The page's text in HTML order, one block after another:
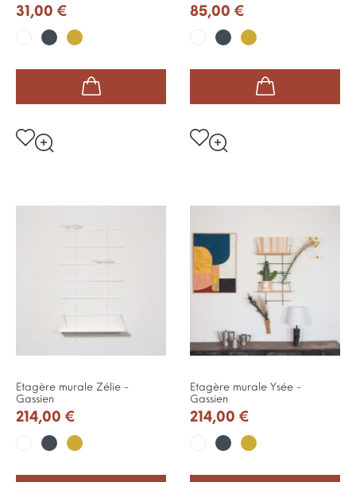
31,00 €
BlancNoirOr
85,00 €
BlancNoirOr
Etagère murale Zélie -
Gassien
214,00 €
BlancNoirOr
Etagère murale Ysée -
Gassien
214,00 €
BlancNoirOr